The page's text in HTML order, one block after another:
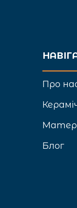
Про
Блог